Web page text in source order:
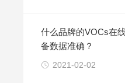
什么品牌的VOCs在
备数据准确？
2021-02-02